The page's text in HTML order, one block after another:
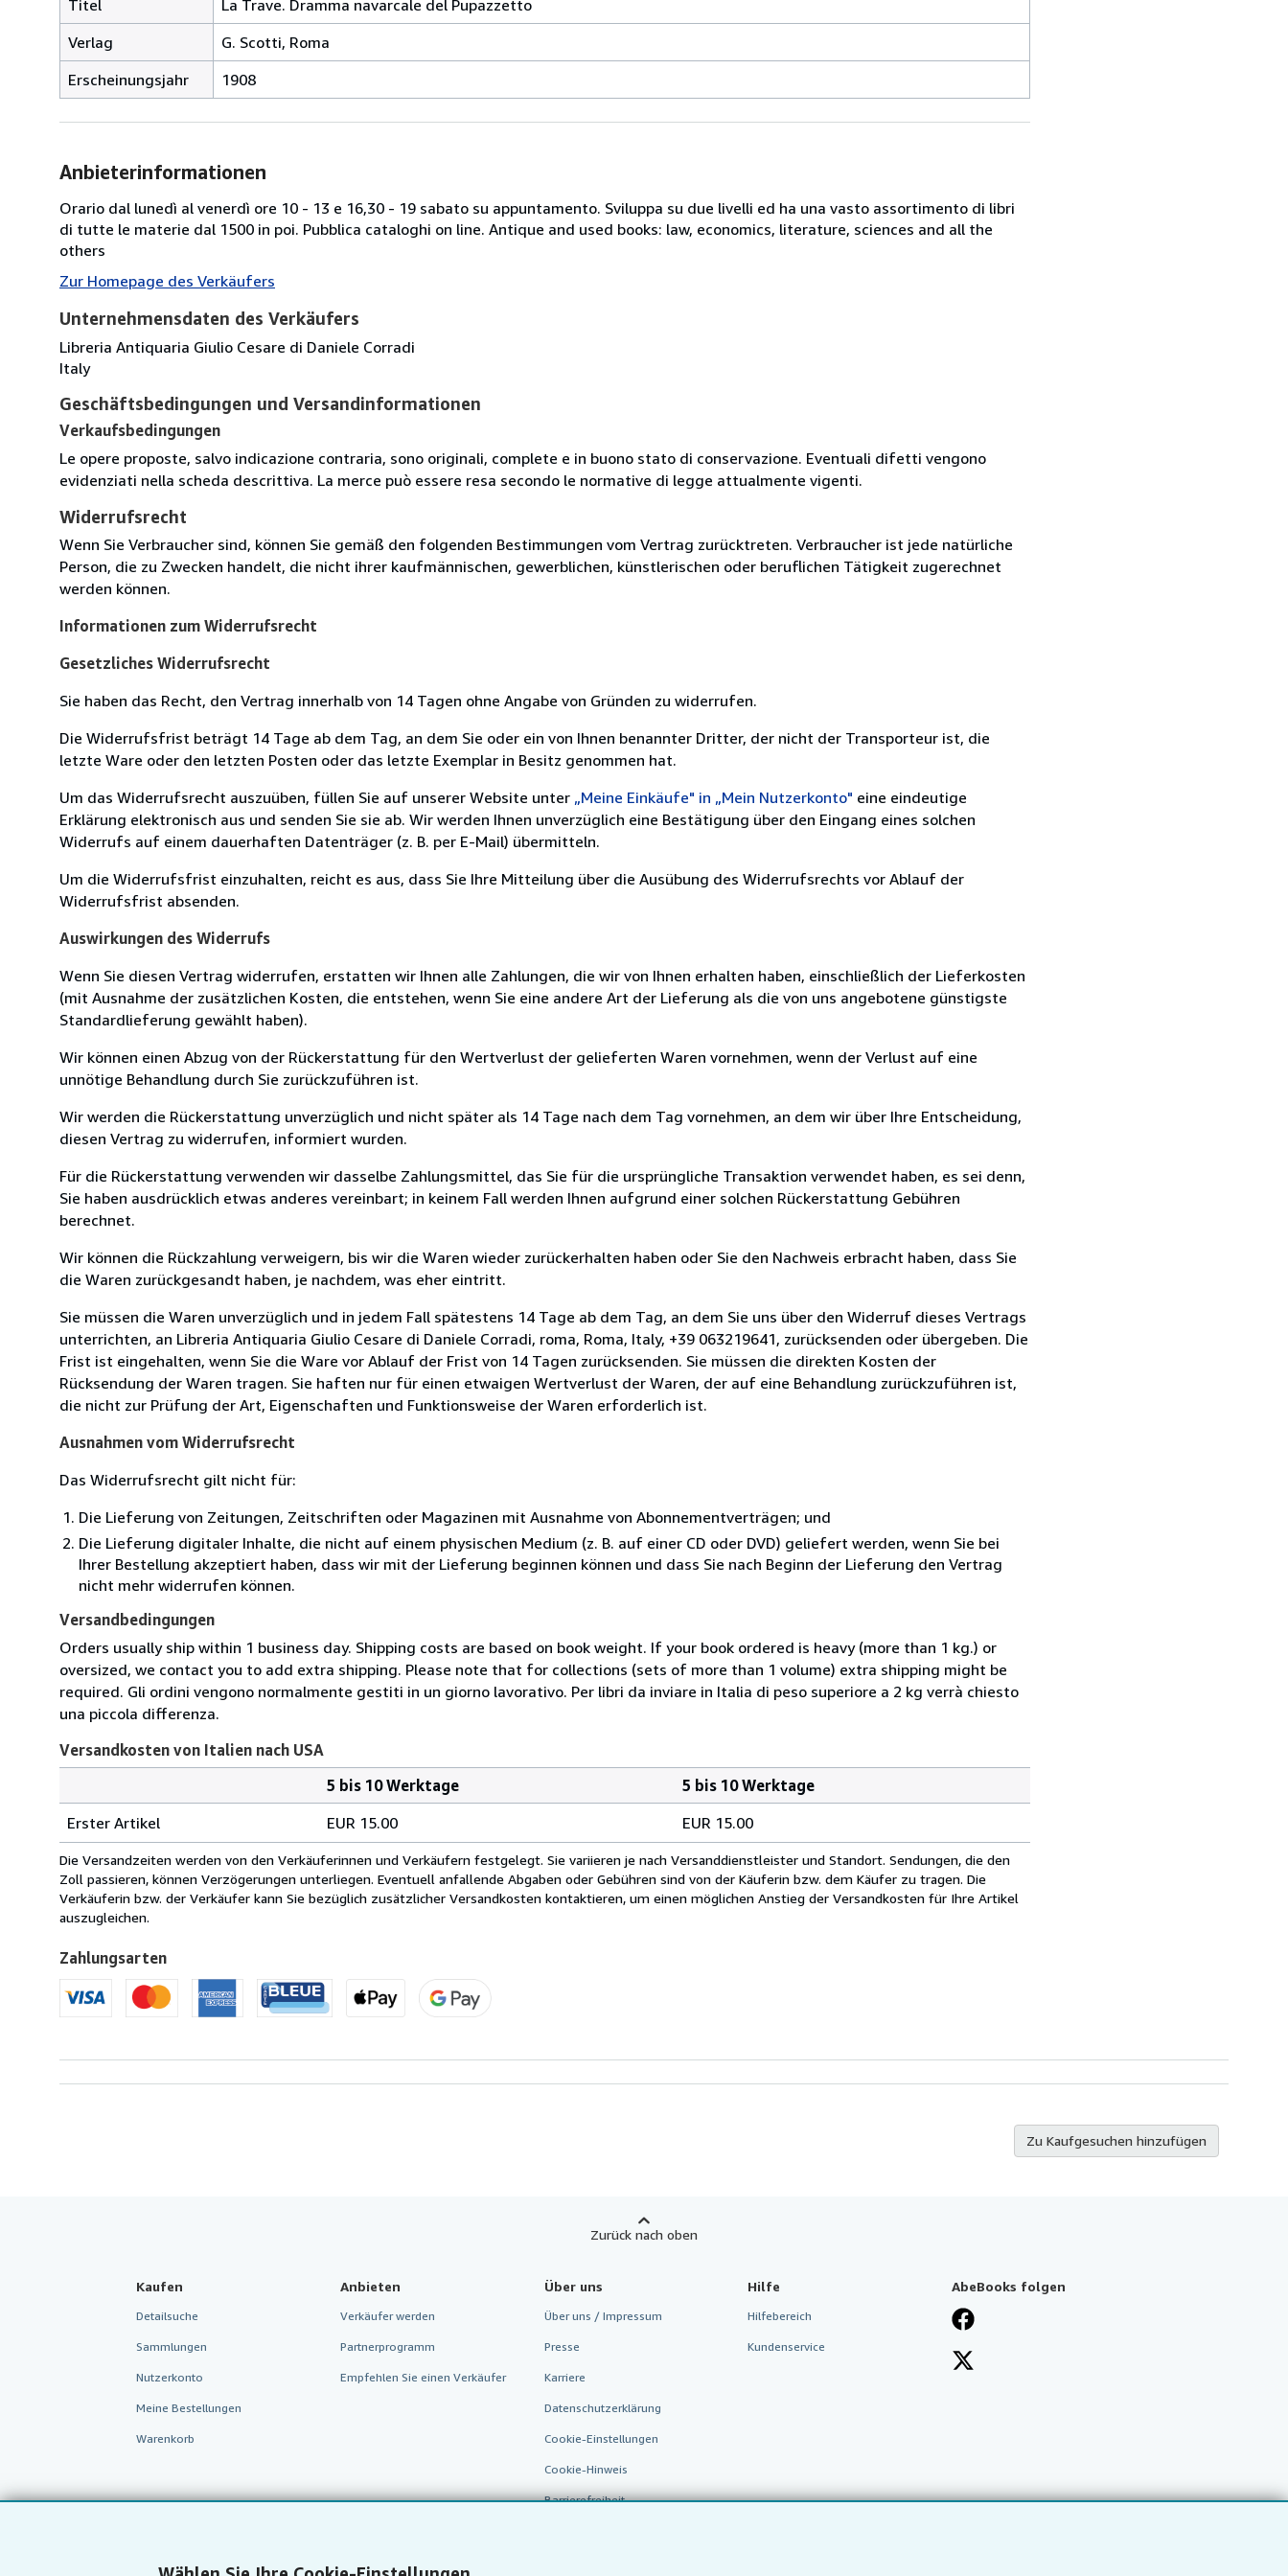
Titel
La Trave. Dramma navarcale del Pupazzetto
Verlag
G. Scotti, Roma
Erscheinungsjahr
1908
Anbieterinformationen
Orario dal lunedì al venerdì ore 10 - 13 e 16,30 - 19 sabato su appuntamento. Sviluppa su due livelli ed ha una vasto assortimento di libri
di tutte le materie dal 1500 in poi. Pubblica cataloghi on line. Antique and used books: law, economics, literature, sciences and all the
others
Zur Homepage des Verkäufers
Unternehmensdaten des Verkäufers
Libreria Antiquaria Giulio Cesare di Daniele Corradi
Italy
Geschäftsbedingungen und Versandinformationen
Verkaufsbedingungen
Le opere proposte, salvo indicazione contraria, sono originali, complete e in buono stato di conservazione. Eventuali difetti vengono
evidenziati nella scheda descrittiva. La merce può essere resa secondo le normative di legge attualmente vigenti.
Widerrufsrecht
Wenn Sie Verbraucher sind, können Sie gemäß den folgenden Bestimmungen vom Vertrag zurücktreten. Verbraucher ist jede natürliche
Person, die zu Zwecken handelt, die nicht ihrer kaufmännischen, gewerblichen, künstlerischen oder beruflichen Tätigkeit zugerechnet
werden können.
Informationen zum Widerrufsrecht
Gesetzliches Widerrufsrecht
Sie haben das Recht, den Vertrag innerhalb von 14 Tagen ohne Angabe von Gründen zu widerrufen.
Die Widerrufsfrist beträgt 14 Tage ab dem Tag, an dem Sie oder ein von Ihnen benannter Dritter, der nicht der Transporteur ist, die
letzte Ware oder den letzten Posten oder das letzte Exemplar in Besitz genommen hat.
Um das Widerrufsrecht auszuüben, füllen Sie auf unserer Website unter „Meine Einkäufe" in „Mein Nutzerkonto" eine eindeutige
Erklärung elektronisch aus und senden Sie sie ab. Wir werden Ihnen unverzüglich eine Bestätigung über den Eingang eines solchen
Widerrufs auf einem dauerhaften Datenträger (z. B. per E-Mail) übermitteln.
Um die Widerrufsfrist einzuhalten, reicht es aus, dass Sie Ihre Mitteilung über die Ausübung des Widerrufsrechts vor Ablauf der
Widerrufsfrist absenden.
Auswirkungen des Widerrufs
Wenn Sie diesen Vertrag widerrufen, erstatten wir Ihnen alle Zahlungen, die wir von Ihnen erhalten haben, einschließlich der Lieferkosten
(mit Ausnahme der zusätzlichen Kosten, die entstehen, wenn Sie eine andere Art der Lieferung als die von uns angebotene günstigste
Standardlieferung gewählt haben).
Wir können einen Abzug von der Rückerstattung für den Wertverlust der gelieferten Waren vornehmen, wenn der Verlust auf eine
unnötige Behandlung durch Sie zurückzuführen ist.
Wir werden die Rückerstattung unverzüglich und nicht später als 14 Tage nach dem Tag vornehmen, an dem wir über Ihre Entscheidung,
diesen Vertrag zu widerrufen, informiert wurden.
Für die Rückerstattung verwenden wir dasselbe Zahlungsmittel, das Sie für die ursprüngliche Transaktion verwendet haben, es sei denn,
Sie haben ausdrücklich etwas anderes vereinbart; in keinem Fall werden Ihnen aufgrund einer solchen Rückerstattung Gebühren
berechnet.
Wir können die Rückzahlung verweigern, bis wir die Waren wieder zurückerhalten haben oder Sie den Nachweis erbracht haben, dass Sie
die Waren zurückgesandt haben, je nachdem, was eher eintritt.
Sie müssen die Waren unverzüglich und in jedem Fall spätestens 14 Tage ab dem Tag, an dem Sie uns über den Widerruf dieses Vertrags
unterrichten, an Libreria Antiquaria Giulio Cesare di Daniele Corradi, roma, Roma, Italy, +39 063219641, zurücksenden oder übergeben. Die
Frist ist eingehalten, wenn Sie die Ware vor Ablauf der Frist von 14 Tagen zurücksenden. Sie müssen die direkten Kosten der
Rücksendung der Waren tragen. Sie haften nur für einen etwaigen Wertverlust der Waren, der auf eine Behandlung zurückzuführen ist,
die nicht zur Prüfung der Art, Eigenschaften und Funktionsweise der Waren erforderlich ist.
Ausnahmen vom Widerrufsrecht
Das Widerrufsrecht gilt nicht für:
Die Lieferung von Zeitungen, Zeitschriften oder Magazinen mit Ausnahme von Abonnementverträgen; und
Die Lieferung digitaler Inhalte, die nicht auf einem physischen Medium (z. B. auf einer CD oder DVD) geliefert werden, wenn Sie bei
Ihrer Bestellung akzeptiert haben, dass wir mit der Lieferung beginnen können und dass Sie nach Beginn der Lieferung den Vertrag
nicht mehr widerrufen können.
Versandbedingungen
Orders usually ship within 1 business day. Shipping costs are based on book weight. If your book ordered is heavy (more than 1 kg.) or
oversized, we contact you to add extra shipping. Please note that for collections (sets of more than 1 volume) extra shipping might be
required. Gli ordini vengono normalmente gestiti in un giorno lavorativo. Per libri da inviare in Italia di peso superiore a 2 kg verrà chiesto
una piccola differenza.
Versandkosten von Italien nach USA
von
Italien
nach
USA
5 bis 10 Werktage
5 bis 10 Werktage
Erster Artikel
EUR 15.00 EUR 15.00
Die Versandzeiten werden von den Verkäuferinnen und Verkäufern festgelegt. Sie variieren je nach Versanddienstleister und Standort. Sendungen, die den
Zoll passieren, können Verzögerungen unterliegen. Eventuell anfallende Abgaben oder Gebühren sind von der Käuferin bzw. dem Käufer zu tragen. Die
Verkäuferin bzw. der Verkäufer kann Sie bezüglich zusätzlicher Versandkosten kontaktieren, um einen möglichen Anstieg der Versandkosten für Ihre Artikel
auszugleichen.
Zahlungsarten
Zu Kaufgesuchen hinzufügen
Zurück nach oben
Kaufen
Detailsuche
Sammlungen
Nutzerkonto
Meine Bestellungen
Warenkorb
Anbieten
Verkäufer werden
Partnerprogramm
Empfehlen Sie einen Verkäufer
Über uns
Über uns / Impressum
Presse
Karriere
Datenschutzerklärung
Cookie-Einstellungen
Cookie-Hinweis
Barrierefreiheit
Hilfe
Hilfebereich
Kundenservice
AbeBooks folgen